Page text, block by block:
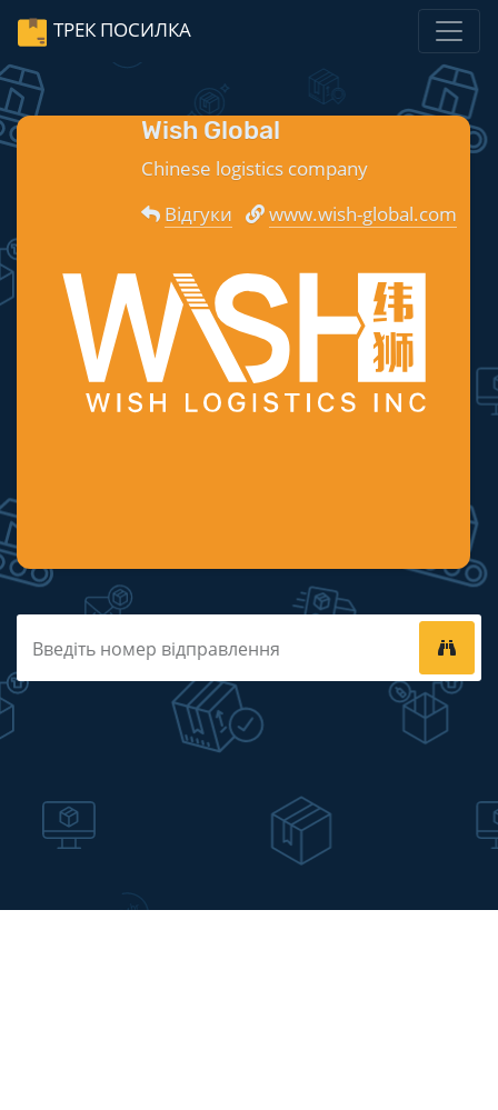
ТРЕК ПОСИЛКА
Wish Global
Chinese logistics company
Відгуки
www.wish-global.com